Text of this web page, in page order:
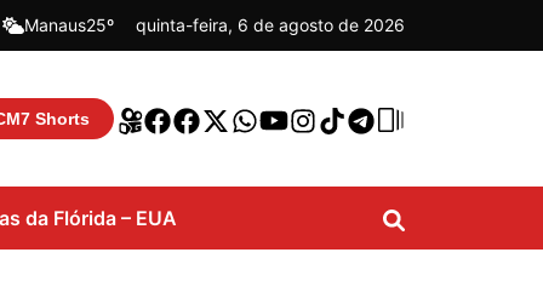
Manaus25º quinta-feira, 6 de agosto de 2026
Shorts
da Flórida – EUA